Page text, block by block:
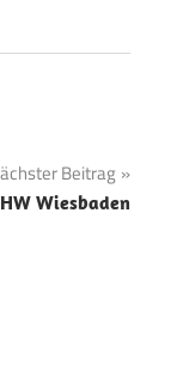
Beitrag
Wiesbaden